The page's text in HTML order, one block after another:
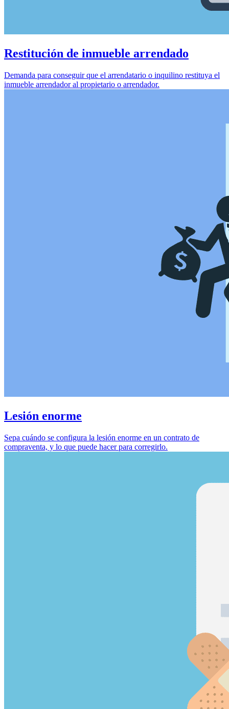
Restitución de inmueble arrendado
Demanda para conseguir que el arrendatario o inquilino restituya el
inmueble arrendador al propietario o arrendador.
Lesión enorme
Sepa cuándo se configura la lesión enorme en un contrato de
compraventa, y lo que puede hacer para corregirlo.